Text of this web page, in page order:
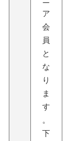
ア
会
員
と
な
り
ま
す
。
下